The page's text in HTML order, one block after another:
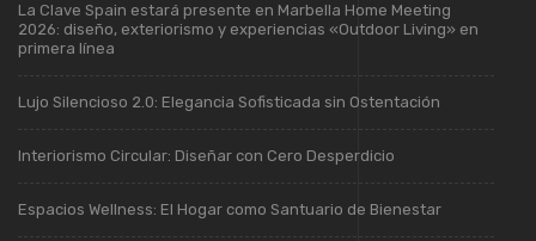
La Clave Spain estará presente en Marbella Home Meeting
2026: diseño, exteriorismo y experiencias «Outdoor Living» en
primera línea
Lujo Silencioso 2.0: Elegancia Sofisticada sin Ostentación
Interiorismo Circular: Diseñar con Cero Desperdicio
Espacios Wellness: El Hogar como Santuario de Bienestar